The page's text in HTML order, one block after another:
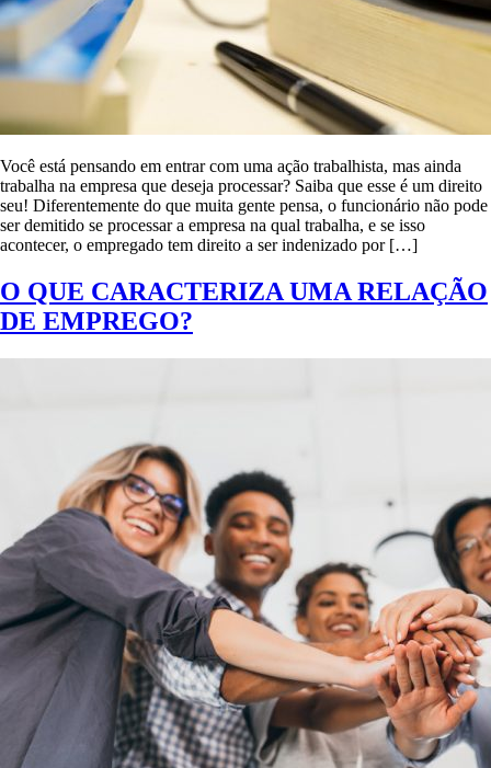
Você está pensando em entrar com uma ação trabalhista, mas ainda
trabalha na empresa que deseja processar? Saiba que esse é um direito
seu! Diferentemente do que muita gente pensa, o funcionário não pode
ser demitido se processar a empresa na qual trabalha, e se isso
acontecer, o empregado tem direito a ser indenizado por […]
O QUE CARACTERIZA UMA RELAÇÃO
DE EMPREGO?